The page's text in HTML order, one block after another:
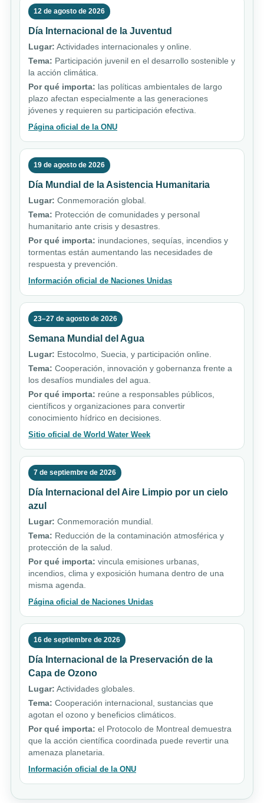
12 de agosto de 2026
Día Internacional de la Juventud
Lugar: Actividades internacionales y online.
Tema: Participación juvenil en el desarrollo sostenible y
la acción climática.
Por qué importa: las políticas ambientales de largo
plazo afectan especialmente a las generaciones
jóvenes y requieren su participación efectiva.
Página oficial de la ONU
19 de agosto de 2026
Día Mundial de la Asistencia Humanitaria
Lugar: Conmemoración global.
Tema: Protección de comunidades y personal
humanitario ante crisis y desastres.
Por qué importa: inundaciones, sequías, incendios y
tormentas están aumentando las necesidades de
respuesta y prevención.
Información oficial de Naciones Unidas
23–27 de agosto de 2026
Semana Mundial del Agua
Lugar: Estocolmo, Suecia, y participación online.
Tema: Cooperación, innovación y gobernanza frente a
los desafíos mundiales del agua.
Por qué importa: reúne a responsables públicos,
científicos y organizaciones para convertir
conocimiento hídrico en decisiones.
Sitio oficial de World Water Week
7 de septiembre de 2026
Día Internacional del Aire Limpio por un cielo
azul
Lugar: Conmemoración mundial.
Tema: Reducción de la contaminación atmosférica y
protección de la salud.
Por qué importa: vincula emisiones urbanas,
incendios, clima y exposición humana dentro de una
misma agenda.
Página oficial de Naciones Unidas
16 de septiembre de 2026
Día Internacional de la Preservación de la
Capa de Ozono
Lugar: Actividades globales.
Tema: Cooperación internacional, sustancias que
agotan el ozono y beneficios climáticos.
Por qué importa: el Protocolo de Montreal demuestra
que la acción científica coordinada puede revertir una
amenaza planetaria.
Información oficial de la ONU